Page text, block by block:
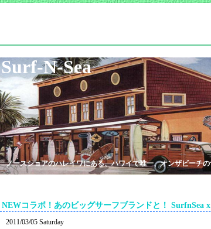
Surf-N-Sea
ノースショアのハレイワにある、ハワイで唯一、オンザビーチ
NEWコラボ！あのビッグサーフブランドと！ SurfnSea
2011/03/05 Saturday